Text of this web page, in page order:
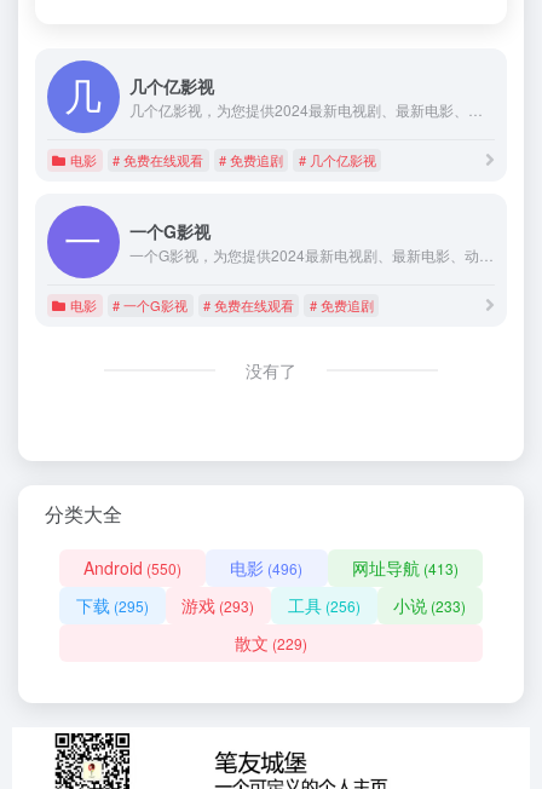
几个亿影视
电影 # 免费在线观看 # 免费追剧 # 几个亿影视
一个G影视
电影 # 一个G影视 # 免费在线观看 # 免费追剧
没有了
分类大全
Android (550) 电影 (496) 网址导航 (413)
下载 (295) 游戏 (293) 工具(256) 小说 (233)
散文 (229)